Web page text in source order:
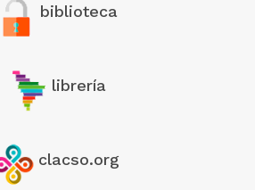
biblioteca
librería
clacso.org